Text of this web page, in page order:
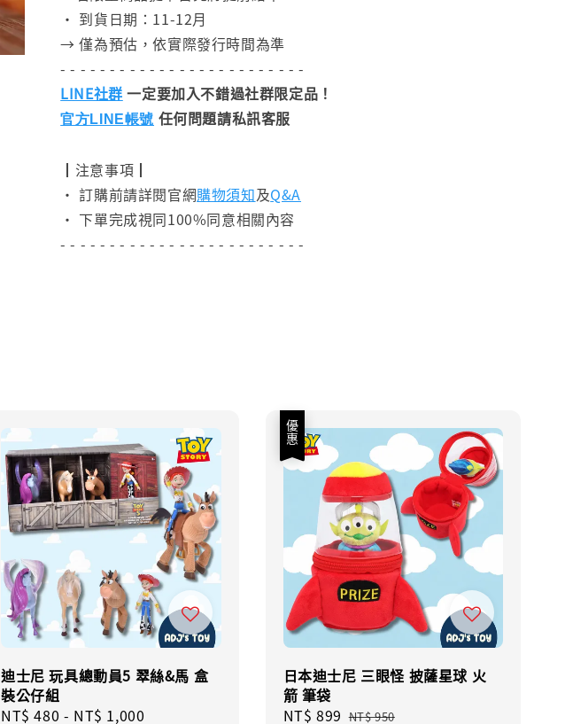
• 到貨日期：11-12月
→ 僅為預估，依實際發行時間為準
- - - - - - - - - - - - - - - - - - - - - - - - -
LINE社群 一定要加入不錯過社群限定品！
官方LINE帳號 任何問題請私訊客服
┃注意事項┃
• 訂購前請詳閱官網購物須知及Q&A
• 下單完成視同100%同意相關內容
- - - - - - - - - - - - - - - - - - - - - - - - -
迪士尼 玩具總動員5 翠絲&馬 盒
裝公仔組
Regular
NT$ 480 - NT$ 1,000
優惠
日本迪士尼 三眼怪 披薩星球 火
箭 筆袋
Sale
NT$ 899 Regular
NT$ 950